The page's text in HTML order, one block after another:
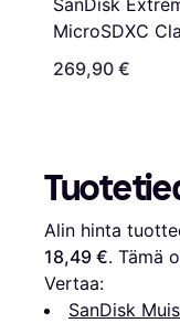
MicroSDXC
U3 V30 A2
1TB +SD
269,90 €
Alin hinta
18,49 €. Tämä
Vertaa:
SanDisk